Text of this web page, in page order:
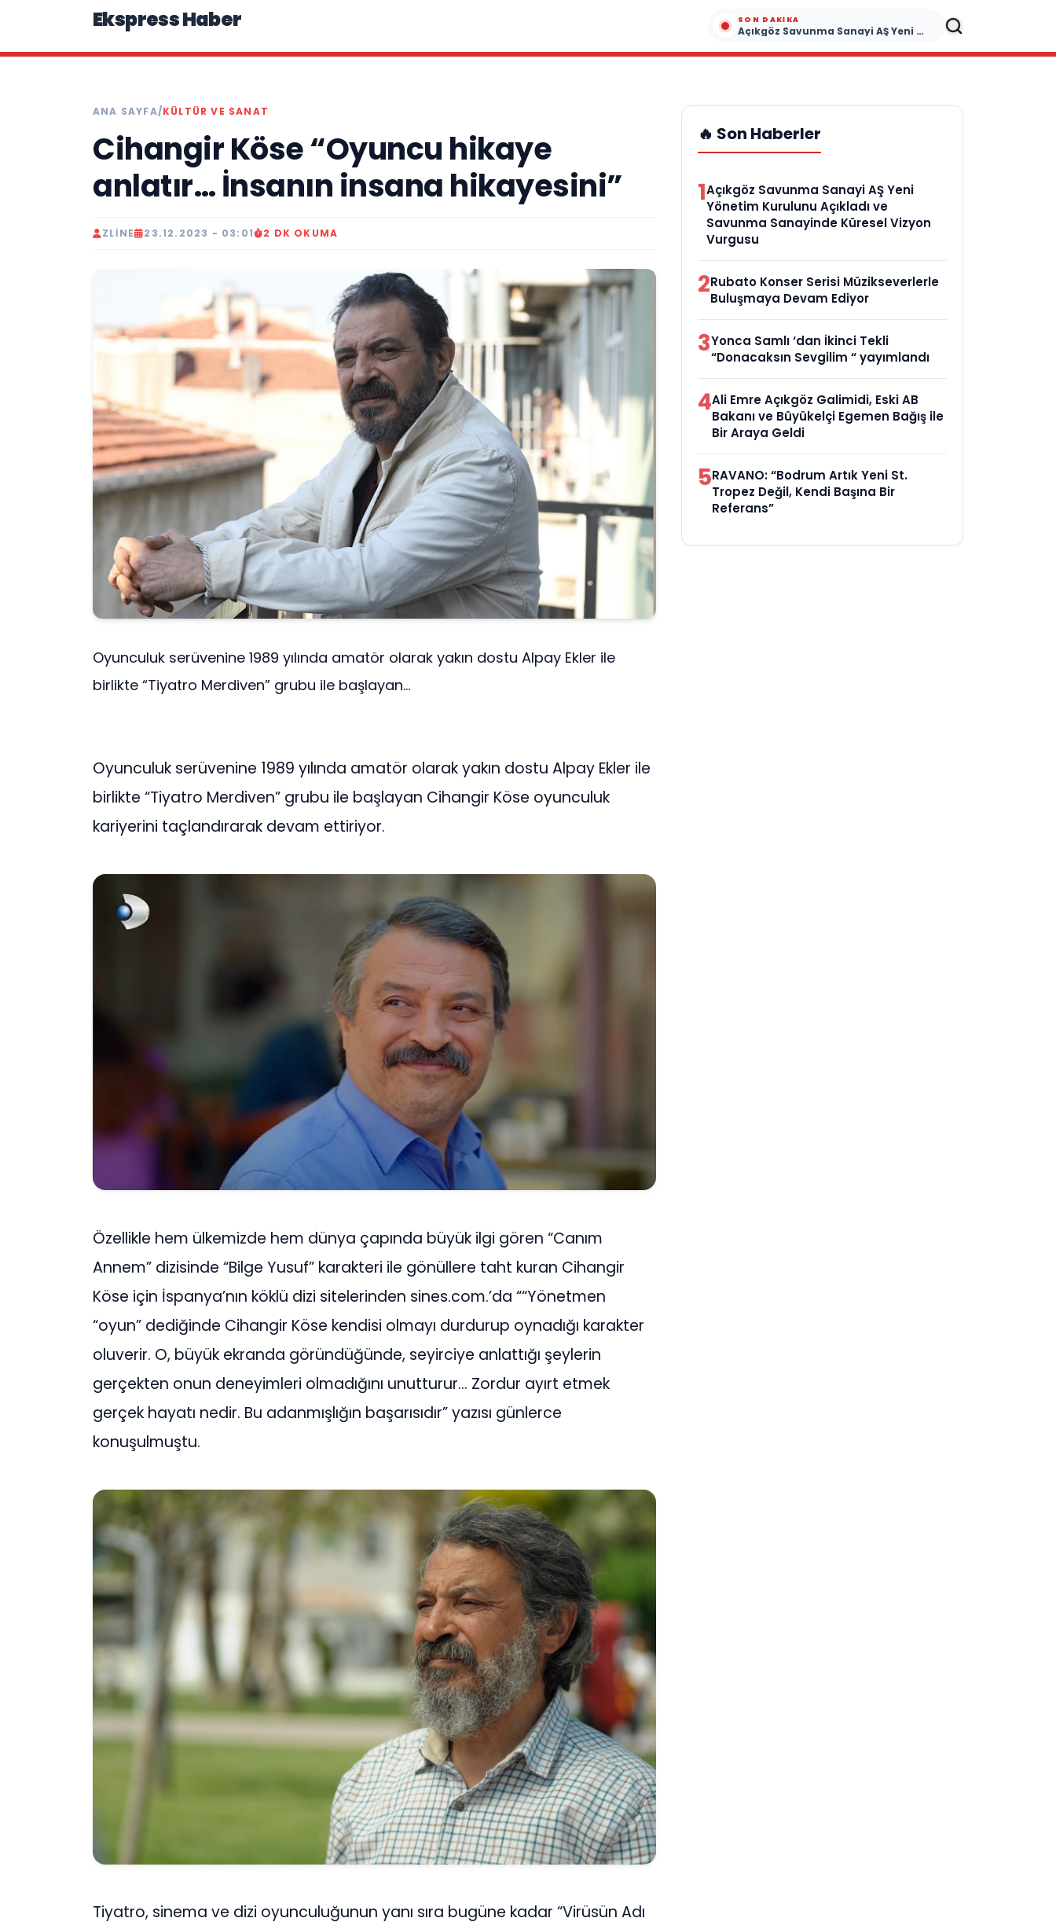
Ekspress Haber SON DAKIKA
Açıkgöz Savunma Sanayi AŞ Yeni Yönetim Kurulunu Açıkladı ve Savunma Sanayinde Küresel Vizyon Vurgusu
ANA SAYFA/KÜLTÜR VE SANAT
Cihangir Köse “Oyuncu hikaye
anlatır… İnsanın insana hikayesini”
ZLINE 23.12.2023 - 03:01 2 DK OKUMA
Oyunculuk serüvenine 1989 yılında amatör olarak yakın dostu Alpay Ekler ile
birlikte “Tiyatro Merdiven” grubu ile başlayan...
Oyunculuk serüvenine 1989 yılında amatör olarak yakın dostu Alpay Ekler ile
birlikte “Tiyatro Merdiven” grubu ile başlayan Cihangir Köse oyunculuk
kariyerini taçlandırarak devam ettiriyor.
Özellikle hem ülkemizde hem dünya çapında büyük ilgi gören “Canım
Annem” dizisinde “Bilge Yusuf” karakteri ile gönüllere taht kuran Cihangir
Köse için İspanya’nın köklü dizi sitelerinden sines.com.’da ““Yönetmen
“oyun” dediğinde Cihangir Köse kendisi olmayı durdurup oynadığı karakter
oluverir. O, büyük ekranda göründüğünde, seyirciye anlattığı şeylerin
gerçekten onun deneyimleri olmadığını unutturur… Zordur ayırt etmek
gerçek hayatı nedir. Bu adanmışlığın başarısıdır” yazısı günlerce
konuşulmuştu.
Tiyatro, sinema ve dizi oyunculuğunun yanı sıra bugüne kadar “Virüsün Adı
🔥 Son Haberler
1Açıkgöz Savunma Sanayi AŞ Yeni
Yönetim Kurulunu Açıkladı ve
Savunma Sanayinde Küresel Vizyon
Vurgusu
2Rubato Konser Serisi Müzikseverlerle
Buluşmaya Devam Ediyor
3Yonca Samlı ‘dan İkinci Tekli
“Donacaksın Sevgilim “ yayımlandı
4Ali Emre Açıkgöz Galimidi, Eski AB
Bakanı ve Büyükelçi Egemen Bağış ile
Bir Araya Geldi
5RAVANO: “Bodrum Artık Yeni St.
Tropez Değil, Kendi Başına Bir
Referans”